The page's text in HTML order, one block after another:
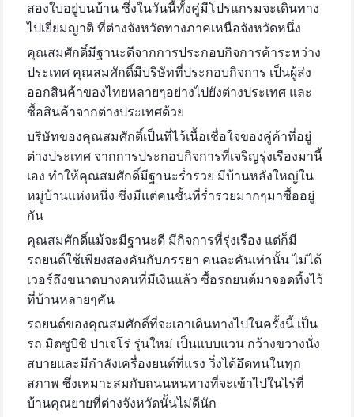
สองใบอยู่บนบ้าน ซึ่งในวันนี้ทั้งคู่มีโปรแกรมจะเดินทาง
ไปเยี่ยมญาติ ที่ต่างจังหวัดทางภาคเหนือจังหวัดหนึ่ง
คุณสมศักดิ์มีฐานะดีจากการประกอบกิจการค้าระหว่าง
ประเทศ คุณสมศักดิ์มีบริษัทที่ประกอบกิจการ เป็นผู้ส่ง
ออกสินค้าของไทยหลายๆอย่างไปยังต่างประเทศ และ
ซื้อสินค้าจากต่างประเทศด้วย
บริษัทของคุณสมศักดิ์เป็นที่ไว้เนื้อเชื่อใจของคู่ค้าที่อยู่
ต่างประเทศ จากการประกอบกิจการที่เจริญรุ่งเรืองมานี้
เอง ทำให้คุณสมศักดิ์มีฐานะร่ำรวย มีบ้านหลังใหญ่ใน
หมู่บ้านแห่งหนึ่ง ซึ่งมีแต่คนชั้นที่ร่ำรวยมากๆมาซื้ออยู่
กัน
คุณสมศักดิ์แม้จะมีฐานะดี มีกิจการที่รุ่งเรือง แต่ก็มี
รถยนต์ใช้เพียงสองคันกับภรรยา คนละคันเท่านั้น ไม่ได้
เวอร์ถึงขนาดบางคนที่มีเงินแล้ว ซื้อรถยนต์มาจอดทิ้งไว้
ที่บ้านหลายๆคัน
รถยนต์ของคุณสมศักดิ์ที่จะเอาเดินทางไปในครั้งนี้ เป็น
รถ มิตซูบิชิ ปาเจโร่ รุ่นใหม่ เป็นแบบแวน กว้างขวางนั่ง
สบายและมีกำลังเครื่องยนต์ที่แรง วิ่งได้อึดทนในทุก
สภาพ ซึ่งเหมาะสมกับถนนหนทางที่จะเข้าไปในไร่ที่
บ้านคุณยายที่ต่างจังหวัดนั้นไม่ดีนัก